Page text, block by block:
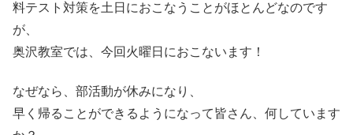
料テスト対策を土日におこなうことがほとんどなのです
が、
奥沢教室では、今回火曜日におこないます！
なぜなら、部活動が休みになり、
早く帰ることができるようになって皆さん、何しています